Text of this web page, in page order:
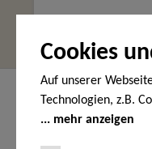
Cookies
Auf unserer
Technologien, z.B.
Endgerät
mehr anzeigen
Hier finden Sie
HOLZ-WOHNEN-
Vöhrumer Str. 40